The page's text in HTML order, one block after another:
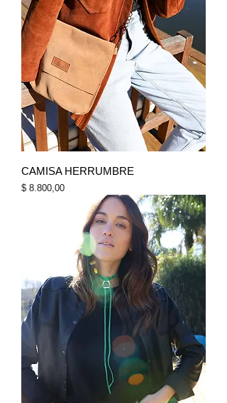
CAMISA HERRUMBRE
Precio
$ 8.800,00